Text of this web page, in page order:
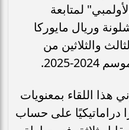
لمتابعة
وريال مايوركا
والثلاثين من
2025.
هذا اللقاء بمعنويات
دراماتيكيًا على حساب